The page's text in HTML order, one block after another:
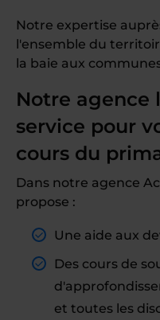
Notre expertise
l'ensemble du
la baie aux
Notre agence
service pour
cours du
Dans notre agence
propose :
Une aide aux
Des cours de
et toutes les